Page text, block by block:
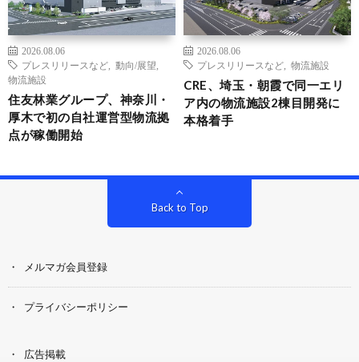
2026.08.06
プレスリリースなど
動向/展望
物流施設
住友林業グループ、神奈川・
厚木で初の自社運営型物流拠
点が稼働開始
2026.08.06
プレスリリースなど
物流施設
CRE、埼玉・朝霞で同一エリ
ア内の物流施設2棟目開発に
本格着手
Back to Top
メルマガ会員登録
プライバシーポリシー
広告掲載